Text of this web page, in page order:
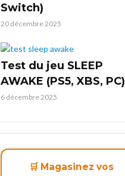
Switch)
20 décembre 2025
Test du jeu SLEEP
AWAKE (PS5, XBS, PC)
6 décembre 2025
🛒 Magasinez vos